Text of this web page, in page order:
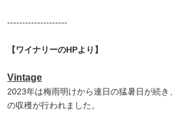
--------------------
【ワイナリーのHPより】
Vintage
2023年は梅雨明けから連日の猛暑日が続
の収穫が行われました。